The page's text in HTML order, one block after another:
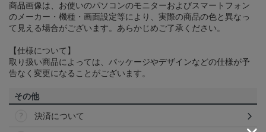
商品画像は、お使いのパソコンのモニターおよびスマートフォン
のメーカー・機種・画面設定等により、実際の商品の色と異なっ
て見える場合がございます。あらかじめご了承ください。
【仕様について】
取り扱い商品によっては、パッケージやデザインなどの仕様が予
告なく変更になることがございます。
その他
決済について